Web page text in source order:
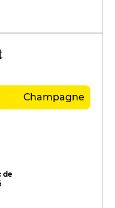
Champagne
de